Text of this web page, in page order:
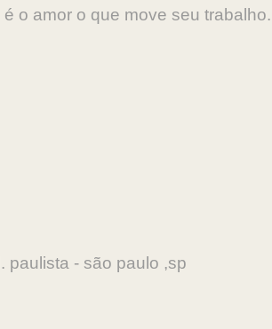
o amor o que move seu trabalho.
paulista - são paulo ,sp